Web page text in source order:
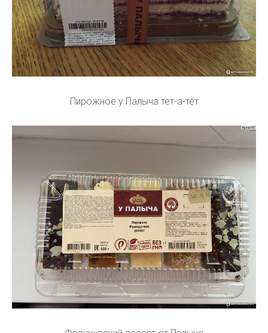
Пирожное у Палыча тет-а-тет